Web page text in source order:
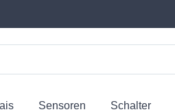
Sensoren Schalter